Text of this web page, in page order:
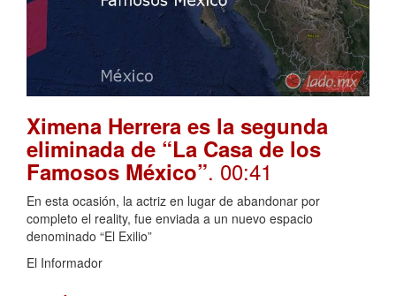
Ximena Herrera es la segunda
eliminada de “La Casa de los
Famosos México”. 00:41
En esta ocasión, la actriz en lugar de abandonar por
completo el reality, fue enviada a un nuevo espacio
denominado “El Exilio”
El Informador